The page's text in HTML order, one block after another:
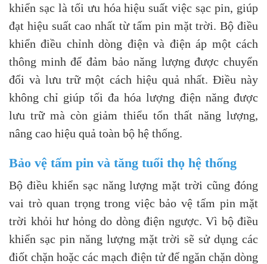
khiển sạc là tối ưu hóa hiệu suất việc sạc pin, giúp
đạt hiệu suất cao nhất từ tấm pin mặt trời. Bộ điều
khiển điều chỉnh dòng điện và điện áp một cách
thông minh để đảm bảo năng lượng được chuyển
đổi và lưu trữ một cách hiệu quả nhất. Điều này
không chỉ giúp tối đa hóa lượng điện năng được
lưu trữ mà còn giảm thiểu tổn thất năng lượng,
nâng cao hiệu quả toàn bộ hệ thống.
Bảo vệ tấm pin và tăng tuổi thọ hệ thống
Bộ điều khiển sạc năng lượng mặt trời cũng đóng
vai trò quan trọng trong việc bảo vệ tấm pin mặt
trời khỏi hư hỏng do dòng điện ngược. Vì bộ điều
khiển sạc pin năng lượng mặt trời sẽ sử dụng các
điốt chặn hoặc các mạch điện tử để ngăn chặn dòng